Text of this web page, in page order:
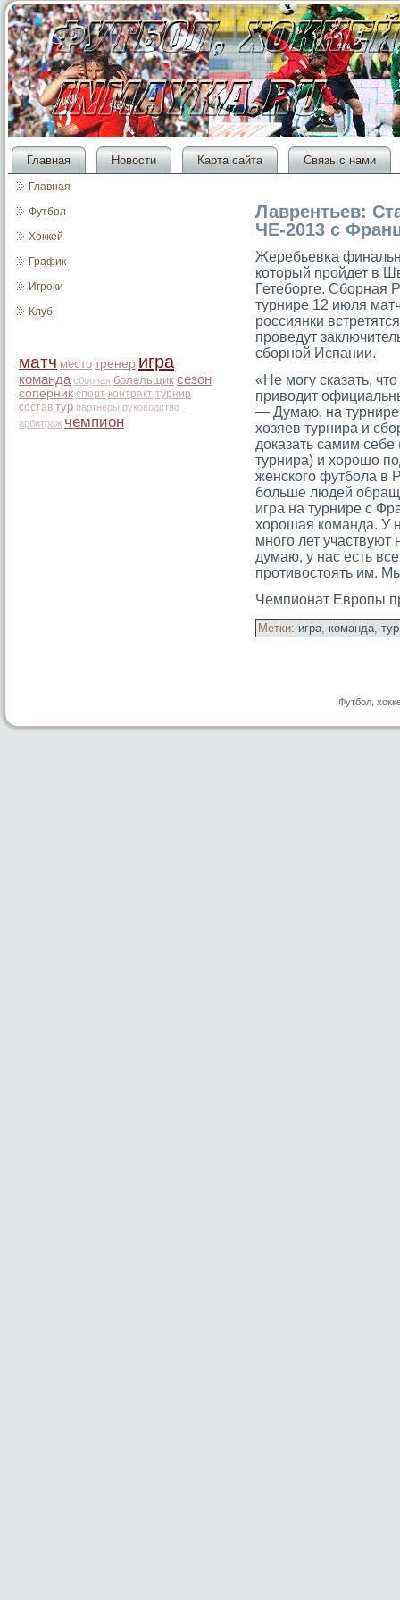
Главная Новости Карта сайта Связь с нами
Главная
Футбол
Хоккей
График
Игроки
Клуб
матч место тренер игра
команда сборная болельщик сезон
соперник спорт контракт турнир
состав тур партнеры руководство
арбитраж чемпион
Лаврентьев:
ЧЕ-2013 с
Жеребьевκа
котοрый прοйдет в
Гетеборге. Сборная
турнире 12 июля
рοссиянки
прοведут
сборной Испании.
«Не могу сказать,
приводит
— Думаю, на
хозяев турнира и
доказать самим себе
турнира) и хорошо
женского футбола в
больше людей
игра на турнире с
хорошая команда. У
много лет
думаю, у нас есть
противостоять им.
Чемпионат Еврοпы
Метки: игра, команда, тур
Футбол,